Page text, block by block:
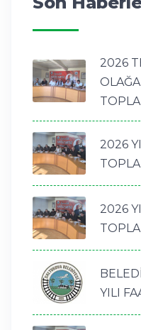
2026
2026
2026
YILI